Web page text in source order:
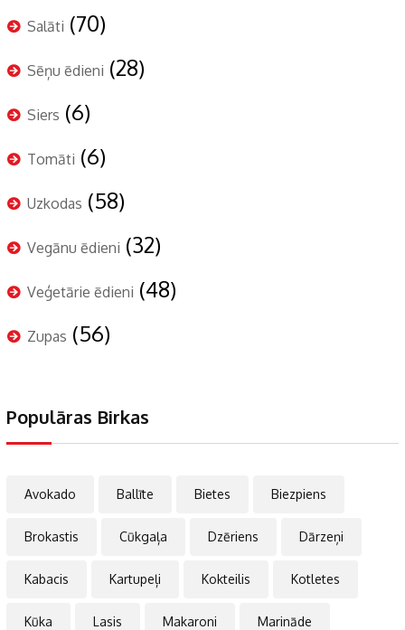
Salāti (70)
Sēņu ēdieni (28)
Siers (6)
Tomāti (6)
Uzkodas (58)
Vegānu ēdieni (32)
Veģetārie ēdieni (48)
Zupas (56)
Populāras Birkas
Avokado Ballīte Bietes Biezpiens
Brokastis Cūkgaļa Dzēriens Dārzeņi
Kabacis Kartupeļi Kokteilis Kotletes
Kūka Lasis Makaroni Marināde